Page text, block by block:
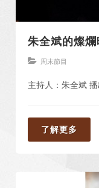
朱全斌的燦爛
周末節目
主持人：朱全斌
了解更多